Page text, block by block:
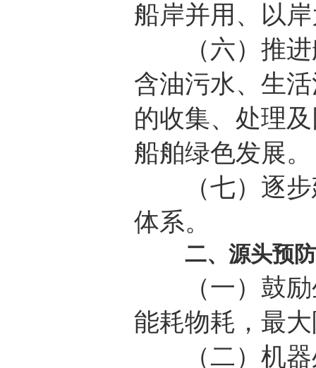
船岸并用、以
（六）推进
含油污水、生
的收集、处理
船舶绿色发展。
（七）逐步
体系。
二、源头预防
（一）鼓励
能耗物耗，最
（二）机器